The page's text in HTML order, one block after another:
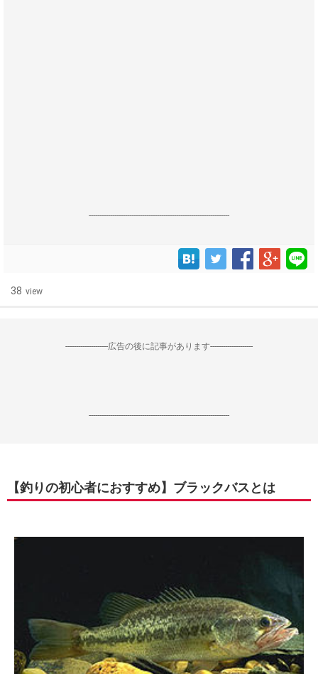
------------------------------------------------------------------
38 view
--------------------広告の後に記事があります--------------------
------------------------------------------------------------------
【釣りの初心者におすすめ】ブラックバスとは